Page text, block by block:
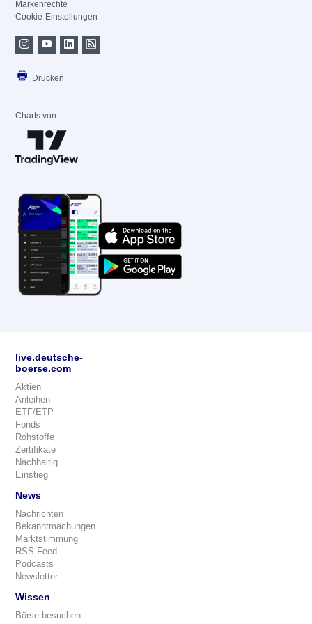
Markenrechte
Cookie-Einstellungen
Drucken
Charts von
live.deutsche-
boerse.com
Aktien
Anleihen
ETF/ETP
Fonds
Rohstoffe
Zertifikate
Nachhaltig
Einstieg
News
Nachrichten
Bekanntmachungen
Marktstimmung
RSS-Feed
Podcasts
Newsletter
Wissen
Börse besuchen